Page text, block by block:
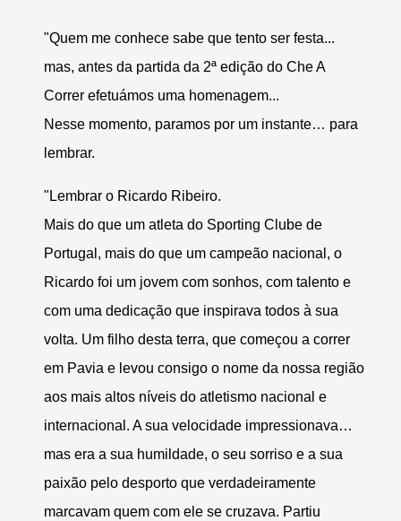
"Quem me conhece sabe que tento ser festa...
mas, antes da partida da 2ª edição do Che A
Correr efetuámos uma homenagem...
Nesse momento, paramos por um instante… para
lembrar.
"Lembrar o Ricardo Ribeiro.
Mais do que um atleta do Sporting Clube de
Portugal, mais do que um campeão nacional, o
Ricardo foi um jovem com sonhos, com talento e
com uma dedicação que inspirava todos à sua
volta. Um filho desta terra, que começou a correr
em Pavia e levou consigo o nome da nossa região
aos mais altos níveis do atletismo nacional e
internacional. A sua velocidade impressionava…
mas era a sua humildade, o seu sorriso e a sua
paixão pelo desporto que verdadeiramente
marcavam quem com ele se cruzava. Partiu